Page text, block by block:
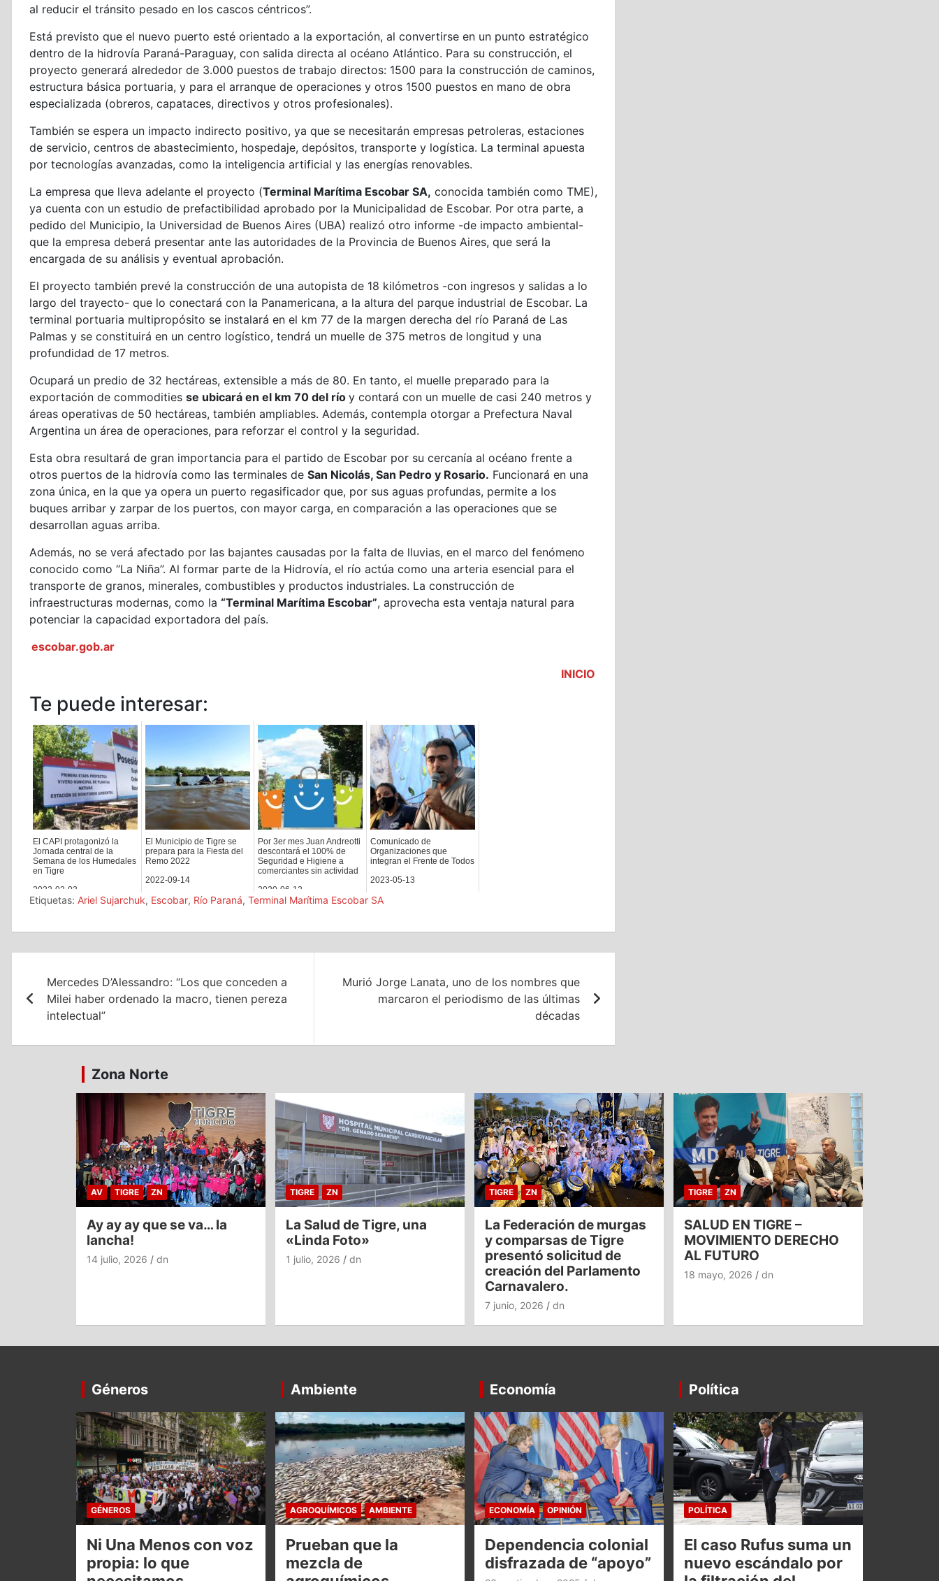
al reducir el tránsito pesado en los cascos céntricos”.
Está previsto que el nuevo puerto esté orientado a la exportación, al convertirse en un punto estratégico
dentro de la hidrovía Paraná-Paraguay, con salida directa al océano Atlántico. Para su construcción, el
proyecto generará alrededor de 3.000 puestos de trabajo directos: 1500 para la construcción de caminos,
estructura básica portuaria, y para el arranque de operaciones y otros 1500 puestos en mano de obra
especializada (obreros, capataces, directivos y otros profesionales).
También se espera un impacto indirecto positivo, ya que se necesitarán empresas petroleras, estaciones
de servicio, centros de abastecimiento, hospedaje, depósitos, transporte y logística. La terminal apuesta
por tecnologías avanzadas, como la inteligencia artificial y las energías renovables.
La empresa que lleva adelante el proyecto (Terminal Marítima Escobar SA, conocida también como TME),
ya cuenta con un estudio de prefactibilidad aprobado por la Municipalidad de Escobar. Por otra parte, a
pedido del Municipio, la Universidad de Buenos Aires (UBA) realizó otro informe -de impacto ambiental-
que la empresa deberá presentar ante las autoridades de la Provincia de Buenos Aires, que será la
encargada de su análisis y eventual aprobación.
El proyecto también prevé la construcción de una autopista de 18 kilómetros -con ingresos y salidas a lo
largo del trayecto- que lo conectará con la Panamericana, a la altura del parque industrial de Escobar. La
terminal portuaria multipropósito se instalará en el km 77 de la margen derecha del río Paraná de Las
Palmas y se constituirá en un centro logístico, tendrá un muelle de 375 metros de longitud y una
profundidad de 17 metros.
Ocupará un predio de 32 hectáreas, extensible a más de 80. En tanto, el muelle preparado para la
exportación de commodities se ubicará en el km 70 del río y contará con un muelle de casi 240 metros y
áreas operativas de 50 hectáreas, también ampliables. Además, contempla otorgar a Prefectura Naval
Argentina un área de operaciones, para reforzar el control y la seguridad.
Esta obra resultará de gran importancia para el partido de Escobar por su cercanía al océano frente a
otros puertos de la hidrovía como las terminales de San Nicolás, San Pedro y Rosario. Funcionará en una
zona única, en la que ya opera un puerto regasificador que, por sus aguas profundas, permite a los
buques arribar y zarpar de los puertos, con mayor carga, en comparación a las operaciones que se
desarrollan aguas arriba.
Además, no se verá afectado por las bajantes causadas por la falta de lluvias, en el marco del fenómeno
conocido como “La Niña”. Al formar parte de la Hidrovía, el río actúa como una arteria esencial para el
transporte de granos, minerales, combustibles y productos industriales. La construcción de
infraestructuras modernas, como la “Terminal Marítima Escobar”, aprovecha esta ventaja natural para
potenciar la capacidad exportadora del país.
escobar.gob.ar
INICIO
Te puede interesar:
El CAPI protagonizó la
Jornada central de la
Semana de los Humedales
en Tigre
2022-02-03
El Municipio de Tigre se
prepara para la Fiesta del
Remo 2022
2022-09-14
Por 3er mes Juan Andreotti
descontará el 100% de
Seguridad e Higiene a
comerciantes sin actividad
2020-06-12
Comunicado de
Organizaciones que
integran el Frente de Todos
2023-05-13
Etiquetas: Ariel Sujarchuk, Escobar, Río Paraná, Terminal Marítima Escobar SA
de
entradas
Mercedes D’Alessandro: “Los que conceden a
Milei haber ordenado la macro, tienen pereza
intelectual”
Murió Jorge Lanata, uno de los nombres que
marcaron el periodismo de las últimas
décadas
Zona Norte
AV TIGRE ZN
Ay ay ay que se va… la
lancha!
14 julio, 2026 dn
TIGRE ZN
La Salud de Tigre, una
«Linda Foto»
1 julio, 2026 dn
TIGRE ZN
La Federación de murgas
y comparsas de Tigre
presentó solicitud de
creación del Parlamento
Carnavalero.
7 junio, 2026 dn
TIGRE ZN
SALUD EN TIGRE –
MOVIMIENTO DERECHO
AL FUTURO
18 mayo, 2026 dn
Géneros
GÉNEROS
Ni Una Menos con voz
propia: lo que
Ambiente
AGROQUÍMICOS AMBIENTE
Prueban que la
mezcla de
Economía
ECONOMÍA OPINIÓN
Dependencia colonial
disfrazada de “apoyo”
Política
POLÍTICA
El caso Rufus suma un
nuevo escándalo por